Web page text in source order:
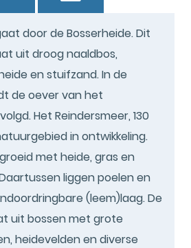
door de Bosserheide. Dit
uit droog naaldbos,
en stuifzand. In de
de oever van het
Het Reindersmeer, 130
in ontwikkeling.
met heide, gras en
liggen poelen en
(leem)laag. De
uit bossen met grote
heidevelden en diverse